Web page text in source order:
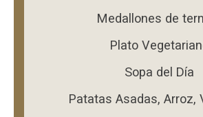
Medallones de
Plato
Sopa del Día
Patatas Asadas, Arroz,